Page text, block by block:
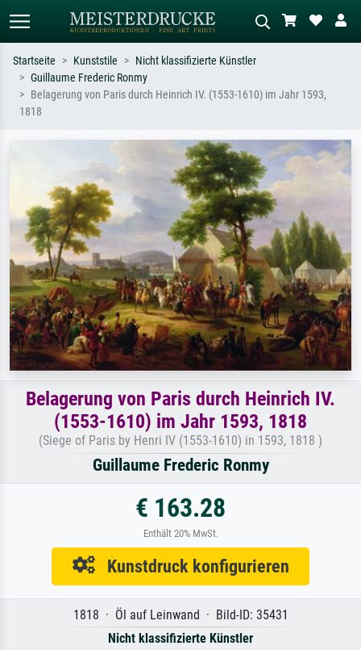
Standardsuche KI-Bildersuche
Suchen Sie nach Künstlern, Werktiteln
Hokusai, Akt.
Ölgemälde, Stehender Akt neben einem
Baum.
Startseite Kunststile
Nicht klassifizierte Künstler
Guillaume Frederic Ronmy
Belagerung von Paris durch Heinrich IV. (1553-1610) im Jahr 1593,
1818
Belagerung von Paris durch Heinrich IV.
(1553-1610) im Jahr 1593, 1818
(Siege of Paris by Henri IV (1553-1610) in 1593, 1818 )
Guillaume Frederic Ronmy
€ 163.28
Enthält 20% MwSt.
Kunstdruck konfigurieren
1818 · Öl auf Leinwand · Bild-ID: 35431
Nicht klassifizierte Künstler